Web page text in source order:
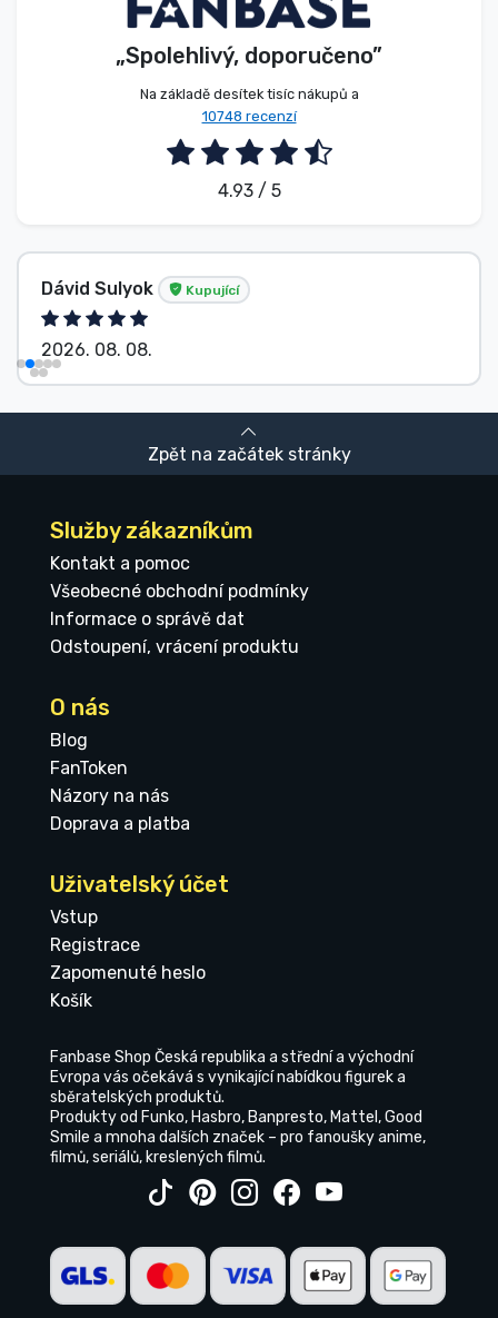
„Spolehlivý, doporučeno”
Na základě desítek tisíc nákupů a
10748 recenzí
4.93 / 5
Dávid Sulyok Kupující
2026. 08. 08.
Zpět na začátek stránky
Služby zákazníkům
Kontakt a pomoc
Všeobecné obchodní podmínky
Informace o správě dat
Odstoupení, vrácení produktu
O nás
Blog
FanToken
Názory na nás
Doprava a platba
Uživatelský účet
Vstup
Registrace
Zapomenuté heslo
Košík
Fanbase Shop Česká republika a střední a východní
Evropa vás očekává s vynikající nabídkou figurek a
sběratelských produktů.
Produkty od Funko, Hasbro, Banpresto, Mattel, Good
Smile a mnoha dalších značek – pro fanoušky anime,
filmů, seriálů, kreslených filmů.